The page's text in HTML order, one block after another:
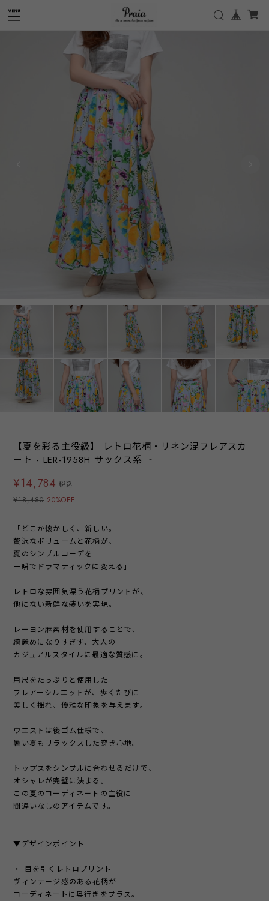
【夏を彩る主役級】 レトロ花柄・リネン混フレアスカ
ート - LER-1958H サックス系 ‐
¥14,784 税込
¥18,480 20%OFF
「どこか懐かしく、新しい。
贅沢なボリュームと花柄が、
夏のシンプルコーデを
一瞬でドラマティックに変える」
レトロな雰囲気漂う花柄プリントが、
他にない新鮮な装いを実現。
レーヨン麻素材を使用することで、
綺麗めになりすぎず、大人の
カジュアルスタイルに最適な質感に。
用尺をたっぷりと使用した
フレアーシルエットが、歩くたびに
美しく揺れ、優雅な印象を与えます。
ウエストは後ゴム仕様で、
暑い夏もリラックスした穿き心地。
トップスをシンプルに合わせるだけで、
オシャレが完璧に決まる。
この夏のコーディネートの主役に
間違いなしのアイテムです。
▼デザインポイント
・ 目を引くレトロプリント
ヴィンテージ感のある花柄が
コーディネートに奥行きをプラス。